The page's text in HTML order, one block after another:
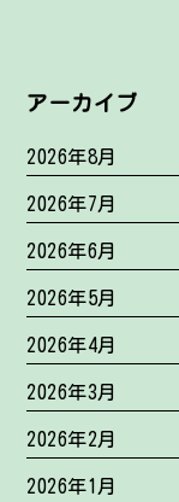
アーカイブ
2026年8月
2026年7月
2026年6月
2026年5月
2026年4月
2026年3月
2026年2月
2026年1月